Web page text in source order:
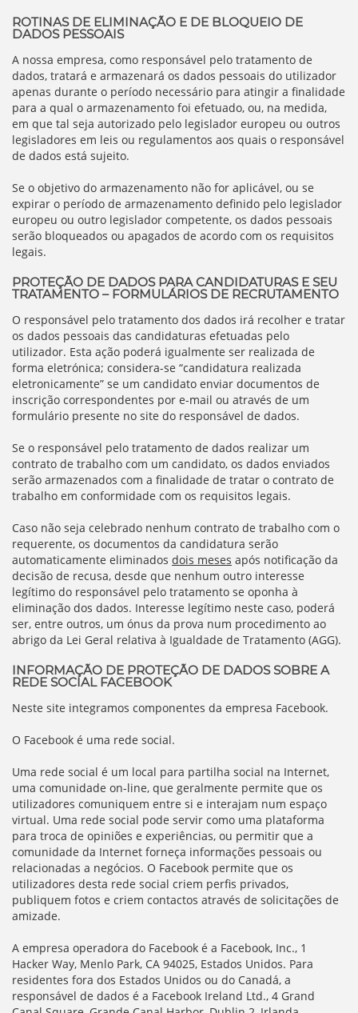
ROTINAS DE ELIMINAÇÃO E DE BLOQUEIO DE
DADOS PESSOAIS
A nossa empresa, como responsável pelo tratamento de
dados, tratará e armazenará os dados pessoais do utilizador
apenas durante o período necessário para atingir a finalidade
para a qual o armazenamento foi efetuado, ou, na medida,
em que tal seja autorizado pelo legislador europeu ou outros
legisladores em leis ou regulamentos aos quais o responsável
de dados está sujeito.
Se o objetivo do armazenamento não for aplicável, ou se
expirar o período de armazenamento definido pelo legislador
europeu ou outro legislador competente, os dados pessoais
serão bloqueados ou apagados de acordo com os requisitos
legais.
PROTEÇÃO DE DADOS PARA CANDIDATURAS E SEU
TRATAMENTO – FORMULÁRIOS DE RECRUTAMENTO
O responsável pelo tratamento dos dados irá recolher e tratar
os dados pessoais das candidaturas efetuadas pelo
utilizador. Esta ação poderá igualmente ser realizada de
forma eletrónica; considera-se “candidatura realizada
eletronicamente” se um candidato enviar documentos de
inscrição correspondentes por e-mail ou através de um
formulário presente no site do responsável de dados.
Se o responsável pelo tratamento de dados realizar um
contrato de trabalho com um candidato, os dados enviados
serão armazenados com a finalidade de tratar o contrato de
trabalho em conformidade com os requisitos legais.
Caso não seja celebrado nenhum contrato de trabalho com o
requerente, os documentos da candidatura serão
automaticamente eliminados dois meses após notificação da
decisão de recusa, desde que nenhum outro interesse
legítimo do responsável pelo tratamento se oponha à
eliminação dos dados. Interesse legítimo neste caso, poderá
ser, entre outros, um ónus da prova num procedimento ao
abrigo da Lei Geral relativa à Igualdade de Tratamento (AGG).
INFORMAÇÃO DE PROTEÇÃO DE DADOS SOBRE A
REDE SOCIAL FACEBOOK
Neste site integramos componentes da empresa Facebook.
O Facebook é uma rede social.
Uma rede social é um local para partilha social na Internet,
uma comunidade on-line, que geralmente permite que os
utilizadores comuniquem entre si e interajam num espaço
virtual. Uma rede social pode servir como uma plataforma
para troca de opiniões e experiências, ou permitir que a
comunidade da Internet forneça informações pessoais ou
relacionadas a negócios. O Facebook permite que os
utilizadores desta rede social criem perfis privados,
publiquem fotos e criem contactos através de solicitações de
amizade.
A empresa operadora do Facebook é a Facebook, Inc., 1
Hacker Way, Menlo Park, CA 94025, Estados Unidos. Para
residentes fora dos Estados Unidos ou do Canadá, a
responsável de dados é a Facebook Ireland Ltd., 4 Grand